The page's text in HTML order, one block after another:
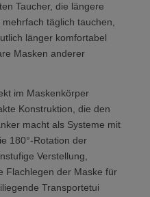
Taucher, die längere
täglich tauchen,
länger komfortabel
Masken anderer
im Maskenkörper
Konstruktion, die den
macht als Systeme mit
180°-Rotation der
Verstellung,
Flachlegen der Maske für
Transportetui